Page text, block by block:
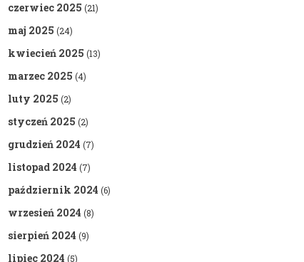
czerwiec 2025 (21)
maj 2025 (24)
kwiecień 2025 (13)
marzec 2025 (4)
luty 2025 (2)
styczeń 2025 (2)
grudzień 2024 (7)
listopad 2024 (7)
październik 2024 (6)
wrzesień 2024 (8)
sierpień 2024 (9)
lipiec 2024 (5)